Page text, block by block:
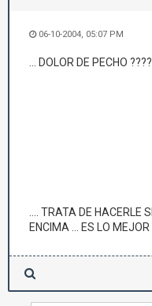
06-10-2004, 05:07 PM
... DOLOR DE PECHO
.... TRATA DE HACERLE
ENCIMA ... ES LO